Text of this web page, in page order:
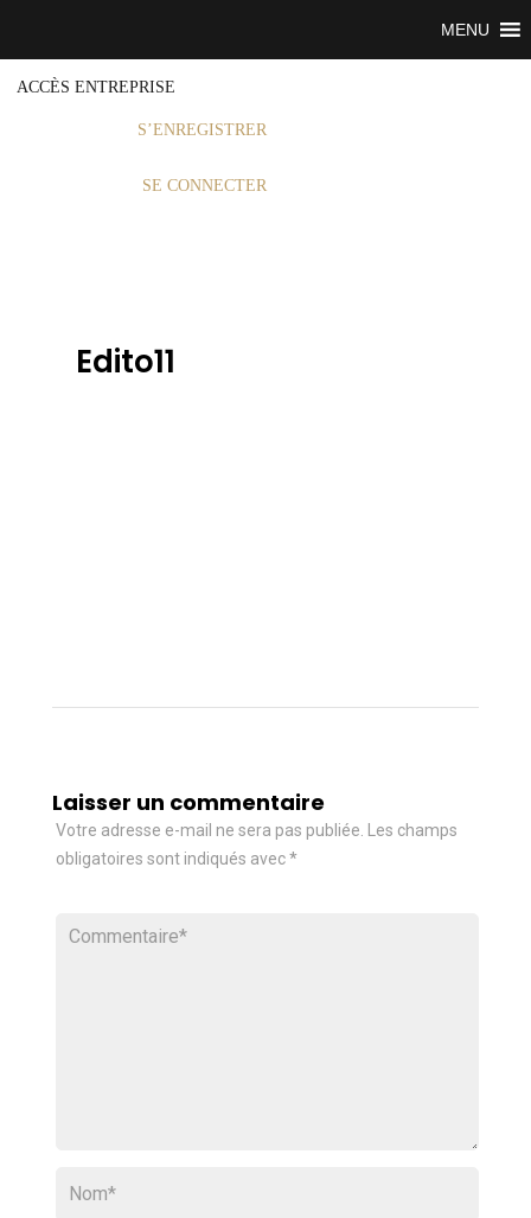
ACCÈS ENTREPRISE
S’ENREGISTRER
SE CONNECTER
MENU
Edito11
Laisser un commentaire
Votre adresse e-mail ne sera pas publiée.
Les champs
obligatoires sont indiqués avec*